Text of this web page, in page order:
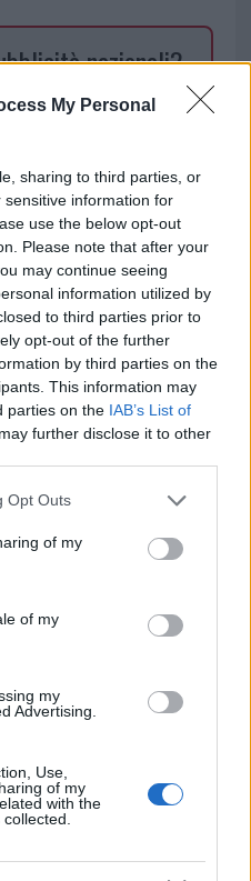
My Personal
sharing to third parties, or
information for
use the below opt-out
Please note that after your
may continue seeing
information utilized by
to third parties prior to
opt-out of the further
by third parties on the
This information may
parties on the IAB’s List of
further disclose it to other
uses one or more Google
behaviour. You may click to
and its third-party tags to
purposes in below Google
Opt Outs
of my
of my
my
Advertising.
Use,
of my
with the
nazionali?
1,10 al mese
andando nella
del sito o
Sardegna
telegram di
segnalazioni,
al numero +39
ultime news